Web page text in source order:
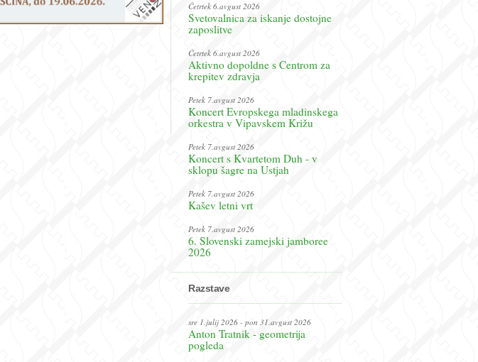
Četrtek 6.avgust 2026
Svetovalnica za iskanje dostojne
zaposlitve
Četrtek 6.avgust 2026
Aktivno dopoldne s Centrom za
krepitev zdravja
Petek 7.avgust 2026
Koncert Evropskega mladinskega
orkestra v Vipavskem Križu
Petek 7.avgust 2026
Koncert s Kvartetom Duh - v
sklopu šagre na Ustjah
Petek 7.avgust 2026
Kašev letni vrt
Petek 7.avgust 2026
6. Slovenski zamejski jamboree
2026
Razstave
sre 1.julij 2026 - pon 31.avgust 2026
Anton Tratnik - geometrija
pogleda